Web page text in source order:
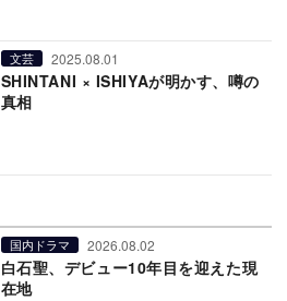
文芸 2025.08.01
SHINTANI × ISHIYAが明かす、噂の
真相
国内ドラマ 2026.08.02
白石聖、デビュー10年目を迎えた現
在地